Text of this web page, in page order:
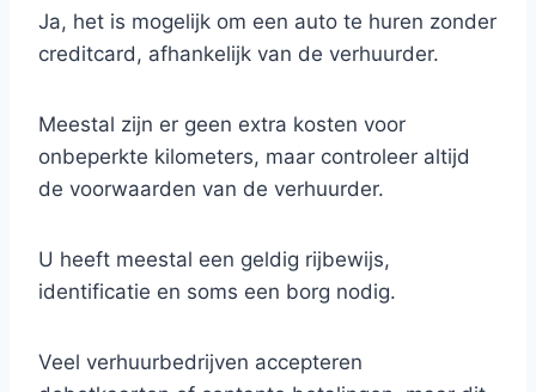
Ja, het is mogelijk om een auto te huren zonder
creditcard, afhankelijk van de verhuurder.
Meestal zijn er geen extra kosten voor
onbeperkte kilometers, maar controleer altijd
de voorwaarden van de verhuurder.
U heeft meestal een geldig rijbewijs,
identificatie en soms een borg nodig.
Veel verhuurbedrijven accepteren